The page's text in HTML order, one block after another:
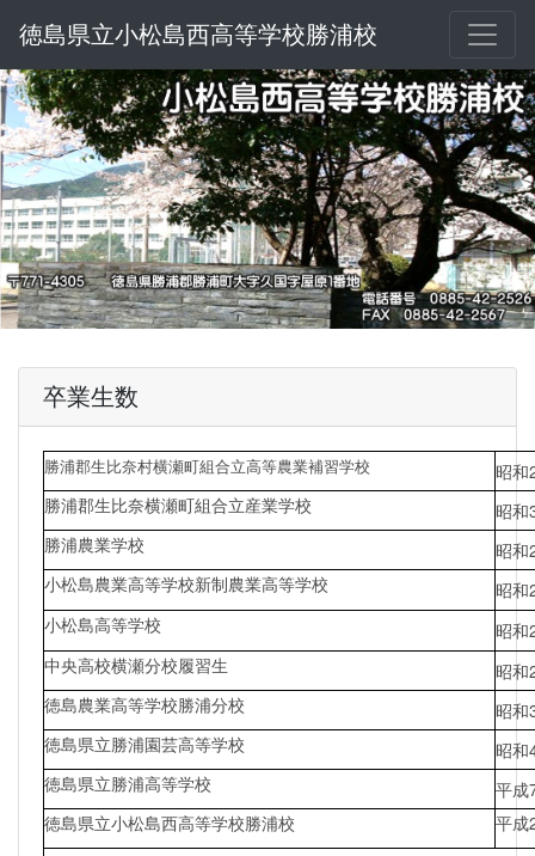
徳島県立小松島西高等学校勝浦校
卒業生数
勝浦郡生比奈村横瀬町組合立高等農業補習学校
昭
勝浦郡生比奈横瀬町組合立産業学校
昭和
勝浦農業学校
昭
小松島農業高等学校新制農業高等学校
昭
小松島高等学校
昭和
中央高校横瀬分校履習生
昭和
徳島農業高等学校勝浦分校
昭
徳島県立勝浦園芸高等学校
昭和
徳島県立勝浦高等学校
平成
徳島県立小松島西高等学校勝浦校
平成